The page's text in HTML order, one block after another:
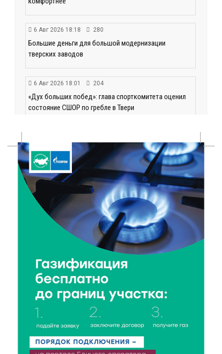
6 Авг 2026 18:18 280
Большие деньги для большой модернизации
тверских заводов
6 Авг 2026 18:01 204
«Дух больших побед»: глава спорткомитета оценил
состояние СШОР по гребле в Твери
День рождения Светофора: в детском саду № 6
прошел необычный урок безопасности
6 Авг 2026 16:41 376
В Твери пройдёт дополнительный день приёма в
колледжи
225
Исследование: ежемесячная смена категорий
кешбэка создает волны спроса
6 Авг 2026 16:28 362
Тверские «Романтики» покорили Витебск своей
хореографией
6 Авг 2026 16:08 423